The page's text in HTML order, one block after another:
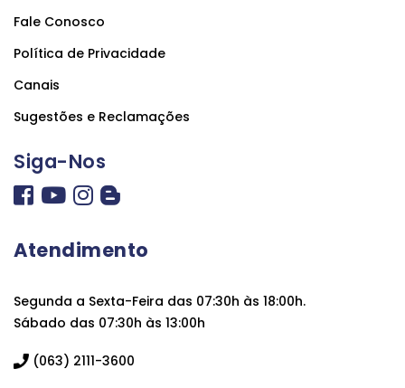
Fale Conosco
Política de Privacidade
Canais
Sugestões e Reclamações
Siga-Nos
Atendimento
Segunda a Sexta-Feira das 07:30h às 18:00h.
Sábado das 07:30h às 13:00h
(063) 2111-3600